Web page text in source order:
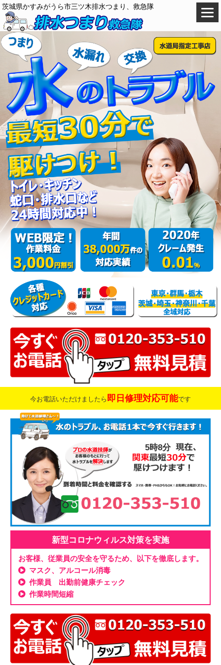
茨城県かすみがうら市三ツ木排水つまり、救急隊
今お電話いただけましたら 即日修理対応可能です
5時8分
新型コロナウィルス対策を実施
お客様、従業員の安全を守るため、以下を徹底します。
マスク、アルコール消毒
作業員 出勤前健康チェック
作業時間短縮